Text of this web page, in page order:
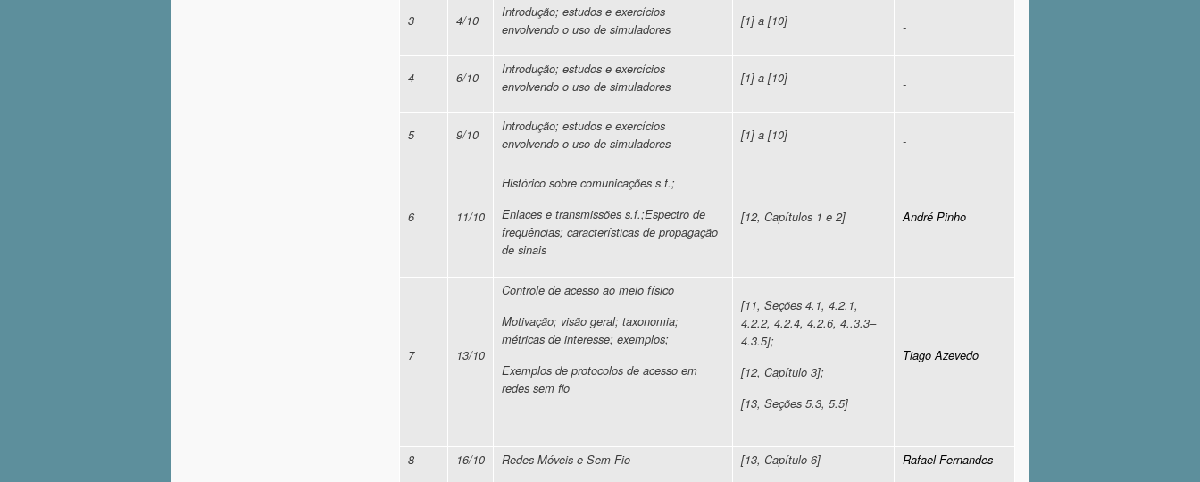
3 4/10
Introdução; estudos e exercícios
envolvendo o uso de simuladores
[1] a [10] -
4 6/10
Introdução; estudos e exercícios
envolvendo o uso de simuladores
[1] a [10] -
5 9/10
Introdução; estudos e exercícios
envolvendo o uso de simuladores
[1] a [10] -
6 11/10
Histórico sobre comunicações s.f.;
Enlaces e transmissões s.f.;Espectro de
frequências; características de propagação
de sinais
[12, Capítulos 1 e 2] André Pinho
7 13/10
Controle de acesso ao meio físico
Motivação; visão geral; taxonomia;
métricas de interesse; exemplos;
Exemplos de protocolos de acesso em
redes sem fio
[11, Seções 4.1, 4.2.1,
4.2.2, 4.2.4, 4.2.6, 4..3.3–
4.3.5];
[12, Capítulo 3];
[13, Seções 5.3, 5.5]
Tiago Azevedo
8 16/10 Redes Móveis e Sem Fio [13, Capítulo 6] Rafael Fernandes